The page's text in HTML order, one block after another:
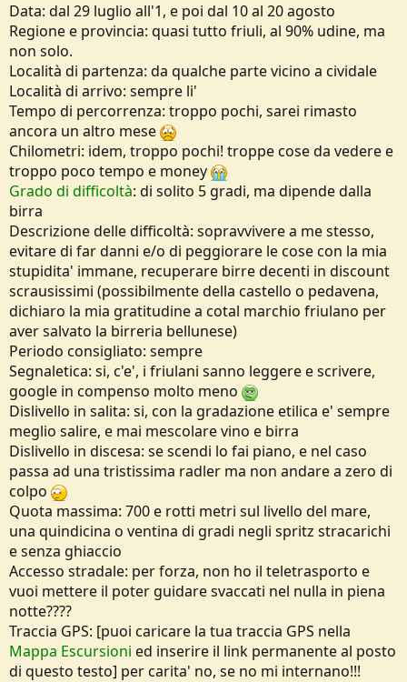
s
s
i
o
n
e
Data: dal 29 luglio all'1, e poi dal 10 al 20 agosto
Regione e provincia: quasi tutto friuli, al 90% udine, ma
non solo.
Località di partenza: da qualche parte vicino a cividale
Località di arrivo: sempre li'
Tempo di percorrenza: troppo pochi, sarei rimasto
ancora un altro mese
Chilometri: idem, troppo pochi! troppe cose da vedere e
troppo poco tempo e money
Grado di difficoltà: di solito 5 gradi, ma dipende dalla
birra
Descrizione delle difficoltà: sopravvivere a me stesso,
evitare di far danni e/o di peggiorare le cose con la mia
stupidita' immane, recuperare birre decenti in discount
scrausissimi (possibilmente della castello o pedavena,
dichiaro la mia gratitudine a cotal marchio friulano per
aver salvato la birreria bellunese)
Periodo consigliato: sempre
Segnaletica: si, c'e', i friulani sanno leggere e scrivere,
google in compenso molto meno
Dislivello in salita: si, con la gradazione etilica e' sempre
meglio salire, e mai mescolare vino e birra
Dislivello in discesa: se scendi lo fai piano, e nel caso
passa ad una tristissima radler ma non andare a zero di
colpo
Quota massima: 700 e rotti metri sul livello del mare,
una quindicina o ventina di gradi negli spritz stracarichi
e senza ghiaccio
Accesso stradale: per forza, non ho il teletrasporto e
vuoi mettere il poter guidare svaccati nel nulla in piena
notte????
Traccia GPS: [puoi caricare la tua traccia GPS nella
Mappa Escursioni ed inserire il link permanente al posto
di questo testo] per carita' no, se no mi internano!!!